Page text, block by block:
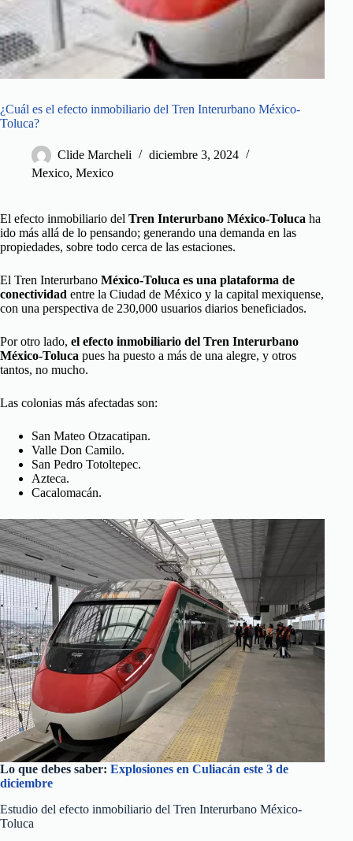
¿Cuál es el efecto inmobiliario del Tren Interurbano México-
Toluca?
Clide Marcheli
diciembre 3, 2024
Mexico, Mexico
El efecto inmobiliario del Tren Interurbano México-Toluca ha
ido más allá de lo pensando; generando una demanda en las
propiedades, sobre todo cerca de las estaciones.
El Tren Interurbano México-Toluca es una plataforma de
conectividad entre la Ciudad de México y la capital mexiquense,
con una perspectiva de 230,000 usuarios diarios beneficiados.
Por otro lado, el efecto inmobiliario del Tren Interurbano
México-Toluca pues ha puesto a más de una alegre, y otros
tantos, no mucho.
Las colonias más afectadas son:
San Mateo Otzacatipan.
Valle Don Camilo.
San Pedro Totoltepec.
Azteca.
Cacalomacán.
Lo que debes saber: Explosiones en Culiacán este 3 de
diciembre
Estudio del efecto inmobiliario del Tren Interurbano México-
Toluca